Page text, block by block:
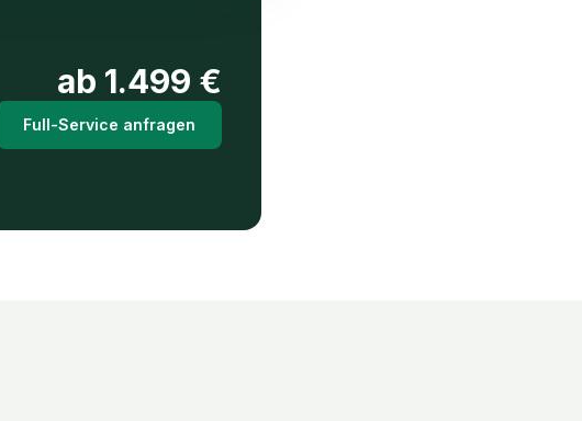
ab 1.499 €
Full-Service anfragen